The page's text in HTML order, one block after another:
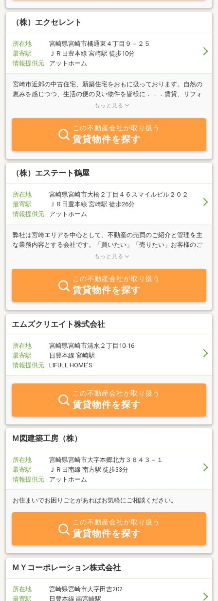
（株）エクセレント
所在地
宮崎県宮崎市橘通東４丁目９－２５
最寄駅
ＪＲ日豊本線 宮崎駅 徒歩10分
情報提供元
アットホーム
宮崎市近郊の中古住宅、新築住宅をおもに扱っております。自然の
恵みを感じつつ、生活の便の良い物件を皆様に．．．賃貸、リフォ
ームのご相談等不動産に関する事でしたら何でもお気軽にお声掛け
もっと見る
この不動産会社が取り扱う
賃貸物件を探す
（株）エステート鶴屋
所在地
宮崎県宮崎市大橋２丁目４６スマイルビル２０２
最寄駅
ＪＲ日豊本線 宮崎駅 徒歩26分
情報提供元
アットホーム
弊社は宮崎エリアを中心として、不動産の売買のご紹介と管理を主
な業務内容とする会社です。「買いたい」「売りたい」お客様のご
希望に併せたスピーディな対応を心掛けております。宮崎エリアと
になってお客様のご要望にお答え致しますのでお気軽にご相談くだ
もっと見る
この不動産会社が取り扱う
賃貸物件を探す
エムズクリエイト株式会社
所在地
宮崎県宮崎市清水２丁目10-16
最寄駅
日豊本線 宮崎駅
情報提供元
LIFULL HOME'S
この不動産会社が取り扱う
賃貸物件を探す
Ｍ図建築工房（株）
所在地
宮崎県宮崎市大字本郷北方３６４３－１
最寄駅
ＪＲ日南線 南方駅 徒歩33分
情報提供元
アットホーム
お住まいでお困りごとがあればお気軽にご相談ください。
この不動産会社が取り扱う
賃貸物件を探す
ＭＹコーポレーション株式会社
所在地
宮崎県宮崎市大字田吉202
最寄駅
日豊本線 南宮崎駅